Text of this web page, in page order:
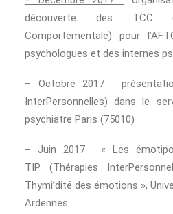
découverte des TCC
Comportementale) pour
psychologues et des internes
– Octobre 2017 :
InterPersonnelles) dans le
psychiatre Paris (75010)
– Juin 2017 : « Les
TIP (Thérapies
Thymi’dité des émotions »,
Ardennes